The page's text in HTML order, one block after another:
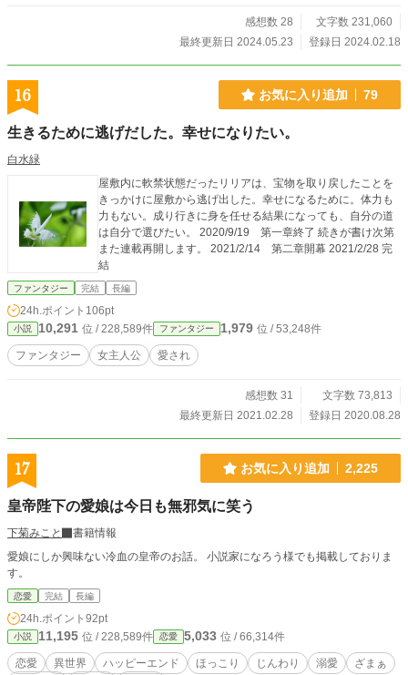
感想数 28
文字数 231,060
最終更新日 2024.05.23
登録日 2024.02.18
16 お気に入り追加 79
生きるために逃げだした。幸せになりたい。
白水緑
屋敷内に軟禁状態だったリリアは、宝物を取り戻したことを
きっかけに屋敷から逃げ出した。幸せになるために。体力も
力もない。成り行きに身を任せる結果になっても、自分の道
は自分で選びたい。 2020/9/19 第一章終了 続きが書け次第
また連載再開します。 2021/2/14 第二章開幕 2021/2/28 完
結
ファンタジー 完結 長編
24h.ポイント 106pt
小説 10,291 位 / 228,589件 ファンタジー 1,979 位 / 53,248件
ファンタジー 女主人公 愛され
感想数 31
文字数 73,813
最終更新日 2021.02.28
登録日 2020.08.28
17 お気に入り追加 2,225
皇帝陛下の愛娘は今日も無邪気に笑う
下菊みこと
書籍情報
愛娘にしか興味ない冷血の皇帝のお話。 小説家になろう様でも掲載しておりま
す。
恋愛 完結 長編
24h.ポイント 92pt
小説 11,195 位 / 228,589件 恋愛 5,033 位 / 66,314件
恋愛 異世界 ハッピーエンド ほっこり じんわり 溺愛
ざまぁ